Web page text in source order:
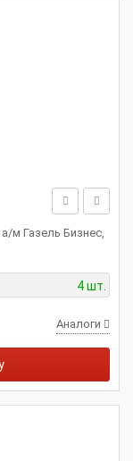
м Газель Бизнес,
4 шт.
Аналоги